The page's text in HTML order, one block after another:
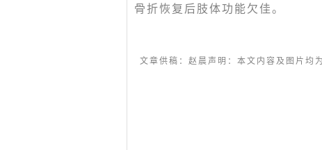
骨折恢复后肢体功能欠佳。
文章供稿：赵晨声明：本文内容及图片均